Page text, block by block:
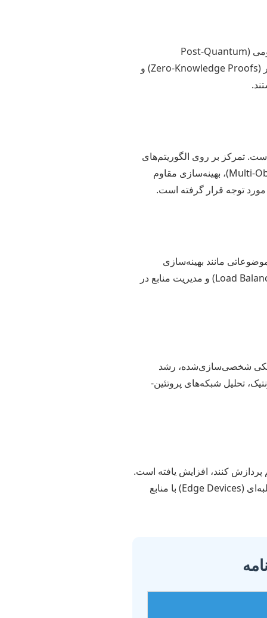
امنیت اطلاعات در دنیای دیجیتال از اهمیت بالایی برخوردار است. توسعه الگوریتم‌های رمزنگاری پساکوانتومی (Post-Quantum
Cryptography)، الگوریتم‌های اجماع در بلاکچین (Consensus Algorithms)، روش‌های اثبات دانش صفر (Zero-Knowledge Proofs) و
تمرکز بر روی الگوریتم‌های
فراابتکاری جدید (مانند الگوریتم‌های الهام‌گرفته از طبیعت)، بهینه‌سازی چندهدفه (Multi-Objective Optimization)، بهینه‌سازی مقاوم
مانند بهینه‌سازی
الگوریتم‌ها برای معماری‌های موازی (GPU, FPGA)، زمان‌بندی وظایف در محیط‌های ابری، تعادل بار (Load Balancing) و مدیریت منابع در
پزشکی شخصی‌سازی‌شده، رشد
تحلیل شبکه‌های پروتئین-
پردازش کنند، افزایش یافته است.
طراحی الگوریتم‌های بهینه برای جمع‌آوری داده، فیلترگذاری، امنیت و یادگیری ماشین بر روی دستگاه‌های لبه‌ای (Edge Devices) با منابع